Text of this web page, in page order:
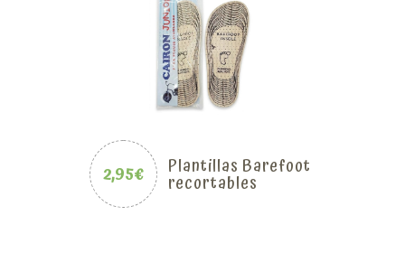
2,95€ Plantillas Barefoot
recortables